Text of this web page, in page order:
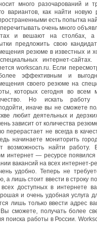
много разочарований и
вариантов, как найти
есть попытка
очень много
и вешают на столбах, а
предложить свою
резюме в известных и
интернет-
workscan.ru. Если
эффективным и
своего резюме на
которых сегодня во всем
Но искать
иначе вы не сможете
любит деятельных и
зависит от количества
перерастает не всегда в
начинаете мониторить
возможность найти
интернет — ресурсе
вакансий на всех интернет-
удобно. Теперь не
лишь стоит ввести в строку
доступных в интернете
и очень удобная услуга
лишь только ввести адрес
сможете, получать более
поиска работы в России.